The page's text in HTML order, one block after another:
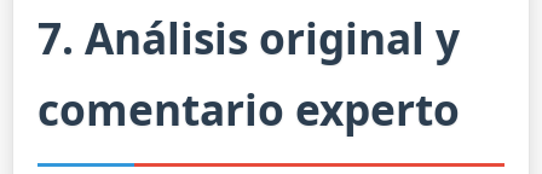
7. Análisis original y
comentario experto